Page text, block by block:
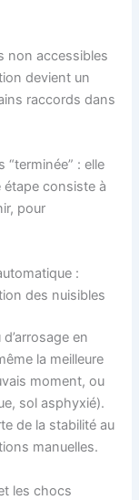
non accessibles
devient un
raccords dans
“terminée” : elle
consiste à
pour
:
des nuisibles
en
la meilleure
moment, ou
sol asphyxié).
de la stabilité au
manuelles.
les chocs